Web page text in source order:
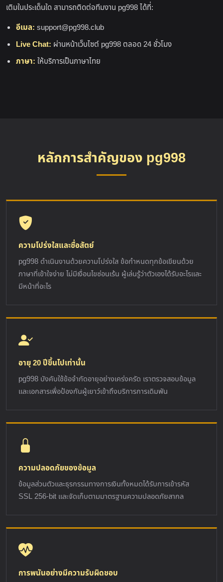
เติมในประเด็นใด สามารถติดต่อทีมงาน pg998 ได้ที่:
อีเมล: support@pg998.club
Live Chat: ผ่านหน้าเว็บไซต์ pg998 ตลอด 24 ชั่วโมง
ภาษา: ให้บริการเป็นภาษาไทย
หลักการสำคัญของ pg998
ความโปร่งใสและซื่อสัตย์
pg998 ดำเนินงานด้วยความโปร่งใส ข้อกำหนดทุกข้อเขียนด้วย
ภาษาที่เข้าใจง่าย ไม่มีเงื่อนไขซ่อนเร้น ผู้เล่นรู้ว่าตัวเองได้รับอะไรและ
มีหน้าที่อะไร
อายุ 20 ปีขึ้นไปเท่านั้น
pg998 บังคับใช้ข้อจำกัดอายุอย่างเคร่งครัด เราตรวจสอบข้อมูล
และเอกสารเพื่อป้องกันผู้เยาว์เข้าถึงบริการการเดิมพัน
ความปลอดภัยของข้อมูล
ข้อมูลส่วนตัวและธุรกรรมทางการเงินทั้งหมดได้รับการเข้ารหัส
SSL 256-bit และจัดเก็บตามมาตรฐานความปลอดภัยสากล
การพนันอย่างมีความรับผิดชอบ